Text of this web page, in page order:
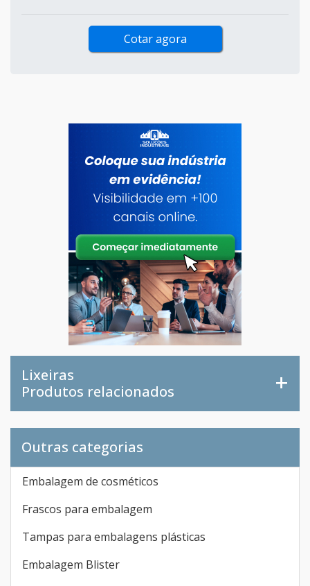
Cotar agora
Lixeiras
Produtos relacionados
Outras categorias
Embalagem de cosméticos
Frascos para embalagem
Tampas para embalagens plásticas
Embalagem Blister